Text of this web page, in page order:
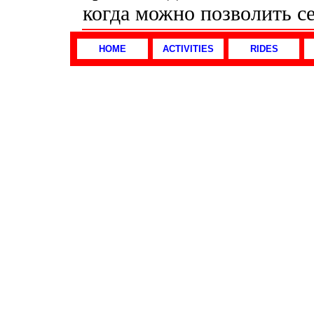
когда можно позволить
HOME ACTIVITIES RIDES